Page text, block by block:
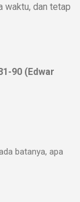
waktu, dan tetap
90 (Edwar
batanya, apa